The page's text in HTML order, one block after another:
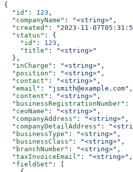
{
  "id"
: 123 ,
  "companyName"
: "<string>" ,
  "created"
: "2023-11-
  "status"
: {
    "id"
: 123 ,
    "title"
:
"<string>"
  },
  "inCharge"
: "<string>" ,
  "position"
: "<string>" ,
  "contact"
: "<string>" ,
  "email"
: "jsmith@example.com" ,
  "content"
: "<string>" ,
  "businessRegistrationNumber"
:
  "ceoName"
: "<string>" ,
  "companyAddress"
: "<string>" ,
  "companyDetailAddress"
:
  "businessType"
: "<string>" ,
  "businessClass"
: "<string>" ,
  "branchNumber"
: "<string>" ,
  "taxInvoiceEmail"
: "<string>" ,
  "fieldSet"
: [